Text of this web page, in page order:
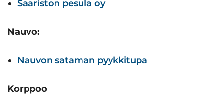
Saariston pesula oy
Nauvo:
Nauvon sataman pyykkitupa
Korppoo